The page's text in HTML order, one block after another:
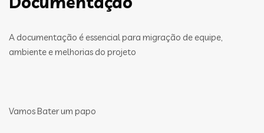
A documentação é essencial para migração de equipe,
ambiente e melhorias do projeto
Vamos Bater um papo